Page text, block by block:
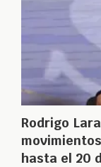
Rodrigo
hasta el 20